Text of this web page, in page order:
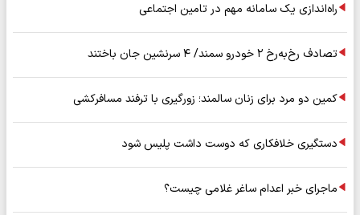
راه‌اندازی یک سامانه مهم در تامین اجتماعی
تصادف رخ‌به‌رخ ۲ خودرو سمند/ ۴ سرنشین جان باختند
کمین دو مرد برای زنان سالمند؛ زورگیری با ترفند مسافرکشی
دستگیری خلافکاری که دوست داشت پلیس شود
ماجرای خبر اعدام ساغر غلامی چیست؟